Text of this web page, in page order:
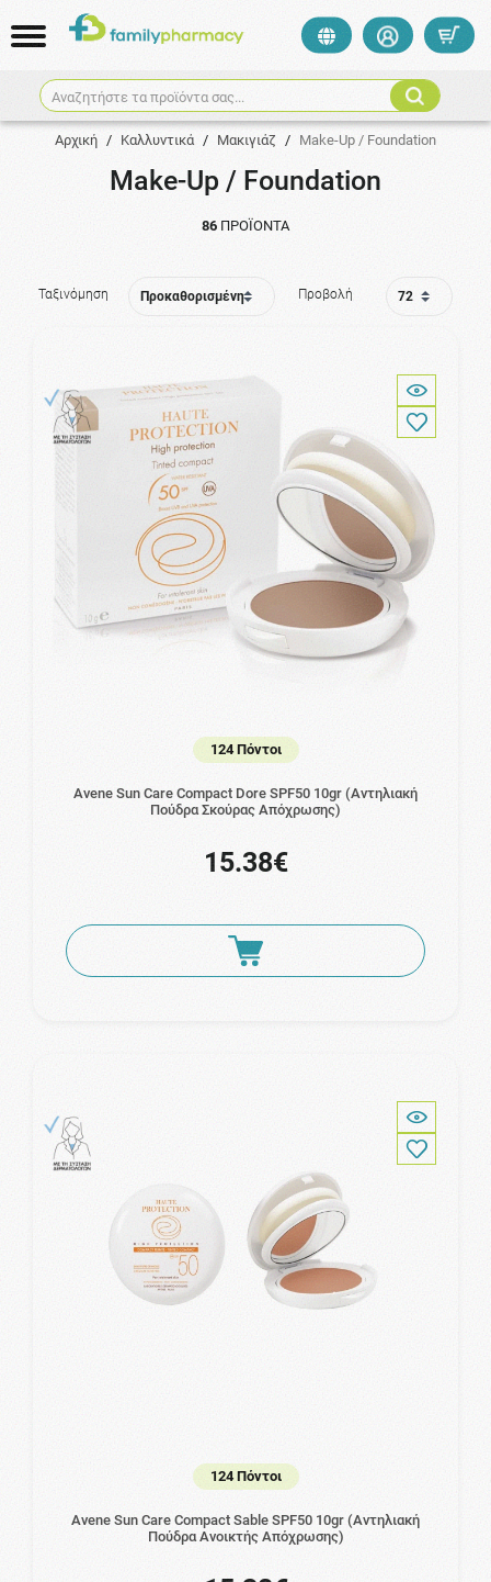
Αναζητήστε τα προϊόντα σας...
Αρχική / Καλλυντικά / Μακιγιάζ / Make-Up / Foundation
Make-Up / Foundation
86 ΠΡΟΪΌΝΤΑ
Ταξινόμηση Προβολή
124 Πόντοι
Avene Sun Care Compact Dore SPF50 10gr (Αντηλιακή
Πούδρα Σκούρας Απόχρωσης)
15.38€
124 Πόντοι
Avene Sun Care Compact Sable SPF50 10gr (Αντηλιακή
Πούδρα Ανοικτής Απόχρωσης)